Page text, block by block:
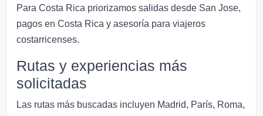
Para Costa Rica priorizamos salidas desde San Jose,
pagos en Costa Rica y asesoría para viajeros
costarricenses.
Rutas y experiencias más
solicitadas
Las rutas más buscadas incluyen Madrid, París, Roma,